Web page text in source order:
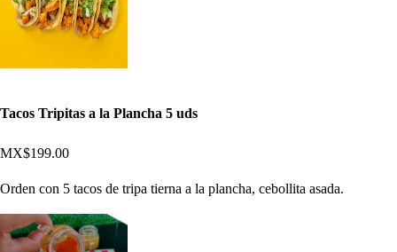
Tacos Tripitas a la Plancha 5 uds
MX$199.00
Orden con 5 tacos de tripa tierna a la plancha, cebollita asada.